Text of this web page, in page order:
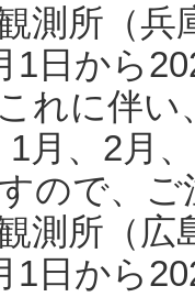
測所（
1日から
れに伴い
月、2月
ので、
測所（
1日から